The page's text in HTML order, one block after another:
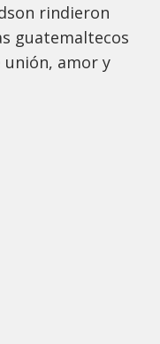
rindieron
guatemaltecos
amor y